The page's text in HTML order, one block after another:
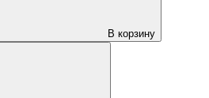
В корзину